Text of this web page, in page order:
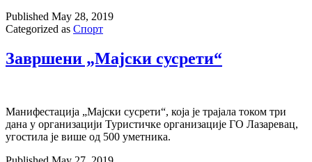
Published May 28, 2019
Categorized as Спорт
Завршени „Мајски сусрети“
Манифестација „Мајски сусрети“, која је трајала током три
дана у организацији Туристичке организације ГО Лазаревац,
угостила је више од 500 уметника.